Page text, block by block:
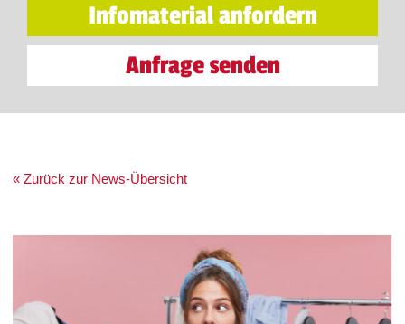
Infomaterial anfordern
Anfrage senden
« Zurück zur News-Übersicht